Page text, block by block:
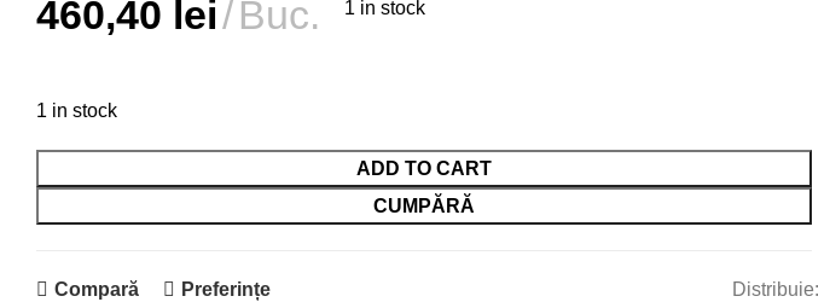
460,40 lei Buc. 1 in stock
1 in stock
ADD TO CART
CUMPĂRĂ
Compară Preferințe Distribuie: